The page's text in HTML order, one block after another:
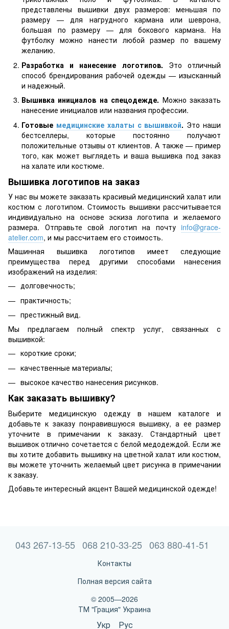
представлены вышивки двух размеров: меньшая по
размеру — для нагрудного кармана или шеврона,
большая по размеру — для бокового кармана. На
футболку можно нанести любой размер по вашему
желанию.
Разработка и нанесение логотипов. Это отличный
способ брендирования рабочей одежды — изысканный
и надежный.
Вышивка инициалов на спецодежде. Можно заказать
нанесение инициалов или названия профессии.
Готовые медицинские халаты с вышивкой. Это наши
бестселлеры, которые постоянно получают
положительные отзывы от клиентов. А также — пример
того, как может выглядеть и ваша вышивка под заказ
на халате или костюме.
Вышивка логотипов на заказ
У нас вы можете заказать красивый медицинский халат или
костюм с логотипом. Стоимость вышивки рассчитывается
индивидуально на основе эскиза логотипа и желаемого
размера. Отправьте свой логотип на почту info@grace-
atelier.com, и мы рассчитаем его стоимость.
Машинная вышивка логотипов имеет следующие
преимущества перед другими способами нанесения
изображений на изделия:
долговечность;
практичность;
престижный вид.
Мы предлагаем полный спектр услуг, связанных с
вышивкой:
короткие сроки;
качественные материалы;
высокое качество нанесения рисунков.
Как заказать вышивку?
Выберите медицинскую одежду в нашем каталоге и
добавьте к заказу понравившуюся вышивку, а ее размер
уточните в примечании к заказу. Стандартный цвет
вышивок отлично сочетается с белой медодеждой. Если же
вы хотите добавить вышивку на цветной халат или костюм,
вы можете уточнить желаемый цвет рисунка в примечании
к заказу.
Добавьте интересный акцент Вашей медицинской одежде!
043 267-13-55 068 210-33-25 063 880-41-51
Контакты
Полная версия сайта
© 2005—2026
ТМ "Грация" Украина
Укр Рус